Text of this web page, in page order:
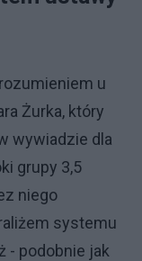
u
Żurka, który
wywiadzie dla
grupy 3,5
niego
systemu
- podobnie jak